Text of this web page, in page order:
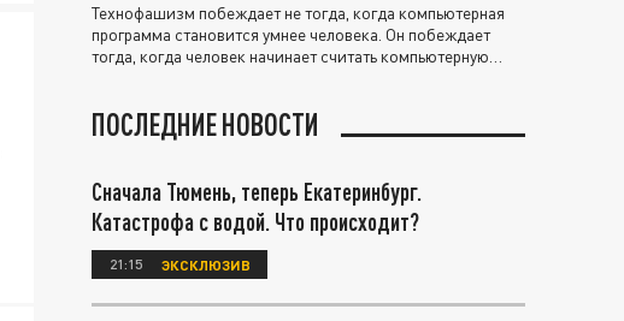
Технофашизм побеждает не тогда, когда компьютерная
программа становится умнее человека. Он побеждает
тогда, когда человек начинает считать компьютерную
ПОСЛЕДНИЕ НОВОСТИ
Сначала Тюмень, теперь Екатеринбург.
Катастрофа с водой. Что происходит?
21:15 ЭКСКЛЮЗИВ